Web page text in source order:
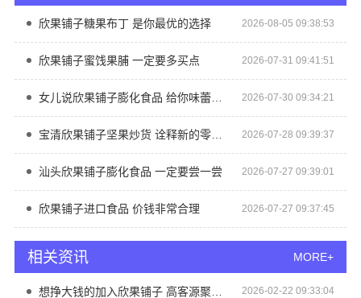
欣果铺子糖果布丁 是你最优的选择 2026-08-05 09:38:53
欣果铺子蜜饯果脯 一定要多买点 2026-07-31 09:41:51
女儿说欣果铺子膨化食品 给你味蕾上的享受 2026-07-30 09:34:21
宝清欣果铺子坚果炒货 诠释新的零食文化 2026-07-28 09:39:37
汕头欣果铺子膨化食品 一定要尝一尝 2026-07-27 09:39:01
欣果铺子进口食品 价钱非常合理 2026-07-27 09:37:45
相关资讯 MORE+
2026-02-22 09:33:04